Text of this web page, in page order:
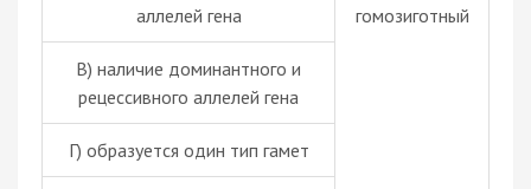
аллелей гена
гомозиготный
В) наличие доминантного и
рецессивного аллелей гена
Г) образуется один тип гамет